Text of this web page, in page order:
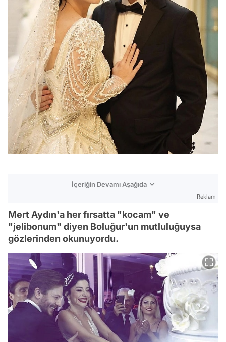
İçeriğin Devamı Aşağıda
Reklam
Mert Aydın'a her fırsatta "kocam" ve
"jelibonum" diyen Boluğur'un mutluluğuysa
gözlerinden okunuyordu.